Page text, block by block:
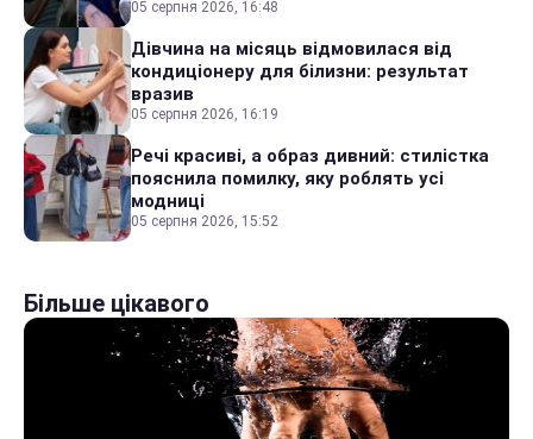
05 серпня 2026, 16:48
Дівчина на місяць відмовилася від
кондиціонеру для білизни: результат
вразив
05 серпня 2026, 16:19
Речі красиві, а образ дивний: стилістка
пояснила помилку, яку роблять усі
модниці
05 серпня 2026, 15:52
Більше цікавого